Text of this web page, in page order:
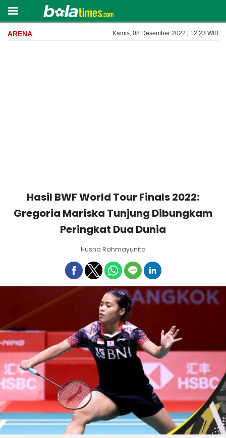
ARENA Kamis, 08 Desember 2022 | 12:23 WIB
Hasil BWF World Tour Finals 2022:
Gregoria Mariska Tunjung Dibungkam
Peringkat Dua Dunia
Husna Rahmayunita